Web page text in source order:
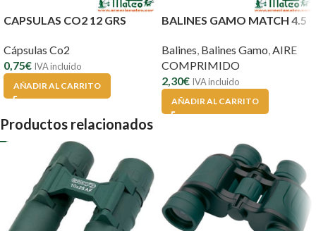
CAPSULAS CO2 12 GRS
Cápsulas Co2
0,75€ IVA incluido
AÑADIR AL CARRITO
BALINES GAMO MATCH 4.5
Balines, Balines Gamo,AIRE
COMPRIMIDO
2,30€ IVA incluido
AÑADIR AL CARRITO
Productos relacionados